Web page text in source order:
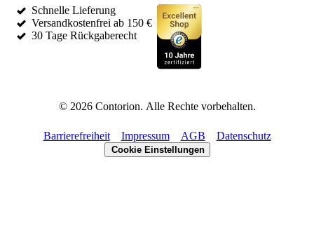
Schnelle Lieferung
Versandkostenfrei ab 150 €
30 Tage Rückgaberecht
© 2026Contorion. Alle Rechte vorbehalten.
Barrierefreiheit Impressum AGB Datenschutz
Cookie Einstellungen